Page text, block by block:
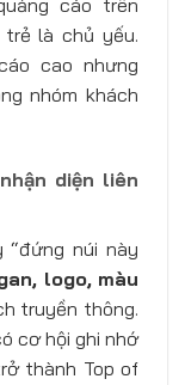
cáo trên
là chủ yếu.
cao nhưng
nhóm khách
diện liên
“đứng núi này
logo, màu
truyền thông.
cơ hội ghi nhớ
thành Top of